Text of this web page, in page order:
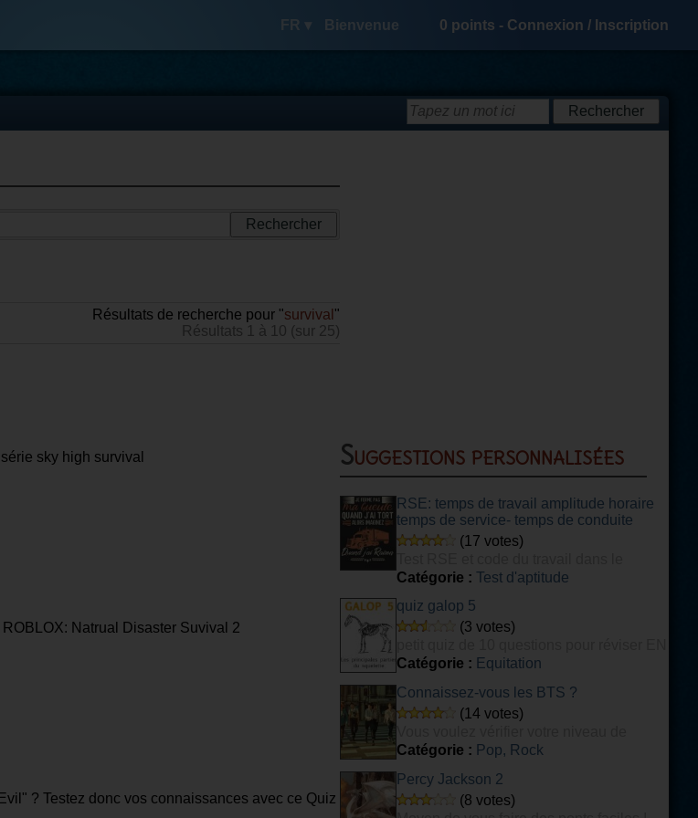
FR ▾ Bienvenue 0 points - Connexion / Inscription
Résultats de recherche pour "survival "
Résultats 1 à 10 (sur 25)
sky high survival
Natrual Disaster Suvival 2
? Testez donc vos connaissances avec ce Quiz
Suggestions personnalisées
RSE: temps de travail amplitude horaire
temps de service- temps de conduite
(17 votes)
transport
Catégorie : Test d'aptitude
quiz galop 5
(3 votes)
PARTIE son galop 5
Catégorie : Equitation
Connaissez-vous les BTS ?
(14 votes)
connaissance du groupe de K-POP BTS ?
Catégorie : Pop, Rock
Percy Jackson 2
(8 votes)